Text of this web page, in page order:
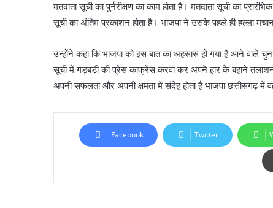
मतदाता सूची का पुर्नरीक्षण का काम होता है। मतदाता सूची का
सूची का अंतिम प्रकाशन होता है। भाजपा ने उसके पहले ही हल्ला
उन्होंने कहा कि भाजपा को इस बात का अहसास हो गया है आने वाले
सूची में गड़बड़ी की प्रेस कांफ्रेंस करवा कर अपने हार के बहाने
अपनी सफलता और अपनी क्षमता में संदेह होता है भाजपा छत्तीसगढ़ में
Facebook Twitter